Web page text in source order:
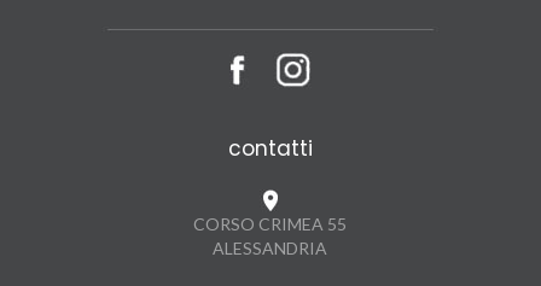
contatti
CORSO CRIMEA 55
ALESSANDRIA